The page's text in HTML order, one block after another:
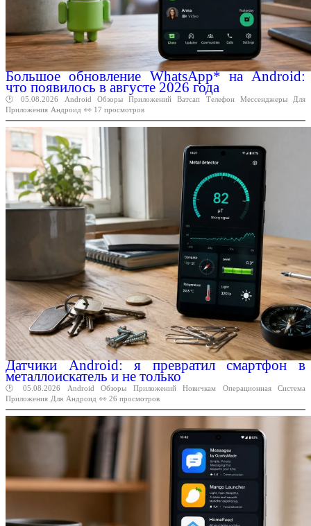
Большое обновление WhatsApp* на Android:
что появилось в августе 2026 года
🕑 05.08.2026 Android Обзоры Приложений Ватсап Телефон Мессенджеры
Для
Приложения Андроид 👀 17 просмотров
Датчики Android: я превратил смартфон в
металлоискатель и не только
🕑 05.08.2026 Android Обзоры Приложений Новичкам Операционная
Система
Приложения Для Андроид 👀 26 просмотров